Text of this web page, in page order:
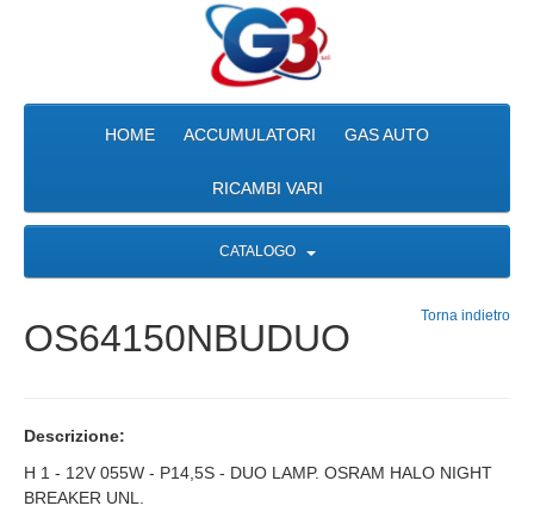
HOME ACCUMULATORI GAS AUTO
RICAMBI VARI
CATALOGO
OS64150NBUDUO
Torna indietro
Descrizione:
H 1 - 12V 055W - P14,5S - DUO LAMP. OSRAM HALO NIGHT
BREAKER UNL.